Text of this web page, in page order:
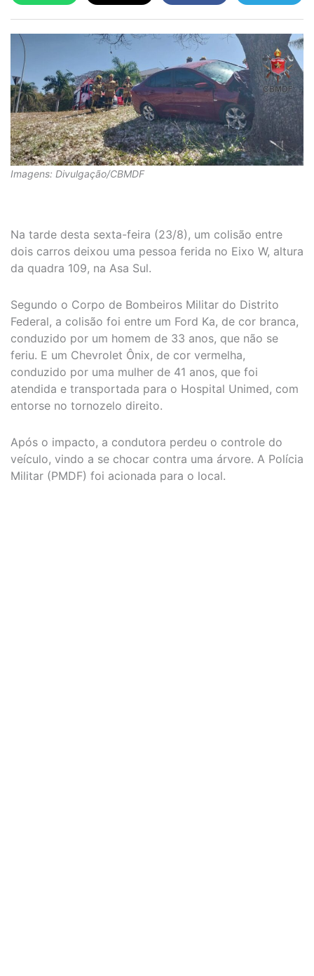
Imagens: Divulgação/CBMDF
Na tarde desta sexta-feira (23/8), um colisão entre
dois carros deixou uma pessoa ferida no Eixo W, altura
da quadra 109, na Asa Sul.
Segundo o Corpo de Bombeiros Militar do Distrito
Federal, a colisão foi entre um Ford Ka, de cor branca,
conduzido por um homem de 33 anos, que não se
feriu. E um Chevrolet Ônix, de cor vermelha,
conduzido por uma mulher de 41 anos, que foi
atendida e transportada para o Hospital Unimed, com
entorse no tornozelo direito.
Após o impacto, a condutora perdeu o controle do
veículo, vindo a se chocar contra uma árvore. A Polícia
Militar (PMDF) foi acionada para o local.